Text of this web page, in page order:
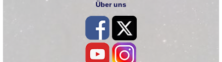
Über uns